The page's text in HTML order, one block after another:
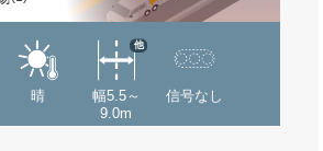
晴
幅5.5～
9.0m
他
信号なし